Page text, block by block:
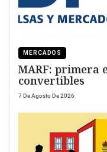
MERCADOS
MARF: primera
convertibles
7 De Agosto De 2026